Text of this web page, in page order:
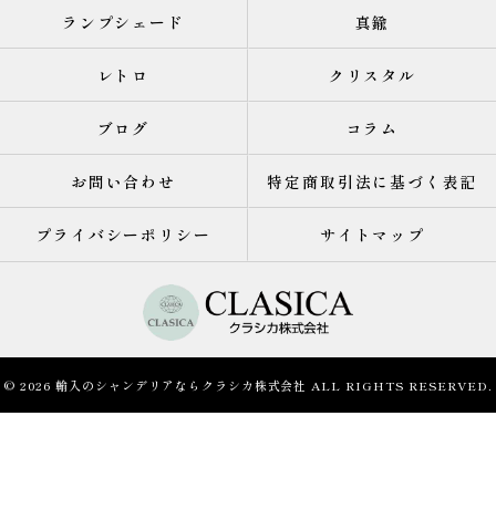
ランプシェード 真鍮
レトロ クリスタル
ブログ コラム
お問い合わせ 特定商取引法に基づく表記
プライバシーポリシー サイトマップ
© 2026 輸入のシャンデリアならクラシカ株式会社 ALL RIGHTS RESERVED.